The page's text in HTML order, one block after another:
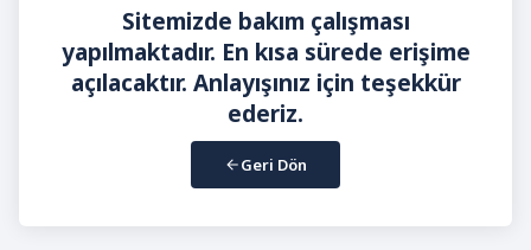
Sitemizde bakım çalışması
yapılmaktadır. En kısa sürede erişime
açılacaktır. Anlayışınız için teşekkür
ederiz.
Geri Dön